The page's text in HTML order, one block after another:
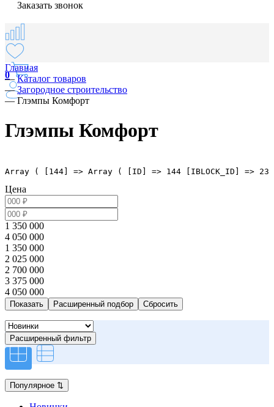
Заказать звонок
0
Главная
—Каталог товаров
—Загородное строительство
—Глэмпы Комфорт
Глэмпы Комфорт
Array ( [144] => Array ( [ID] => 144 [IBLOCK_ID] => 23
Цена
1 350 000
4 050 000
1 350 000
2 025 000
2 700 000
3 375 000
4 050 000
Расширенный подбор
Расширенный фильтр
Популярное ⇅